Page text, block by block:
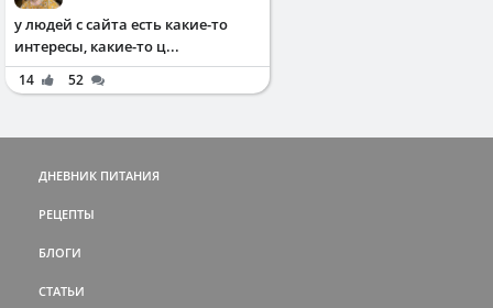
у людей с сайта есть какие-то
интересы, какие-то ц...
14 52
ДНЕВНИК ПИТАНИЯ
РЕЦЕПТЫ
БЛОГИ
СТАТЬИ